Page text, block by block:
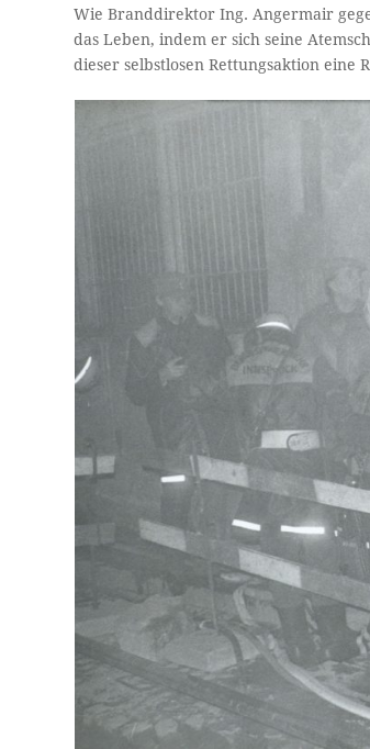
Wie Branddirektor Ing. Angermair
das Leben, indem er sich seine
dieser selbstlosen Rettungsaktion eine